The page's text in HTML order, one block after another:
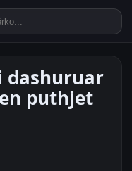
dashuruar
puthjet